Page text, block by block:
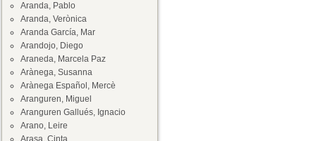
Aranda, Pablo
Aranda, Verònica
Aranda García, Mar
Arandojo, Diego
Araneda, Marcela Paz
Arànega, Susanna
Arànega Español, Mercè
Aranguren, Miguel
Aranguren Gallués, Ignacio
Arano, Leire
Arasa, Cinta